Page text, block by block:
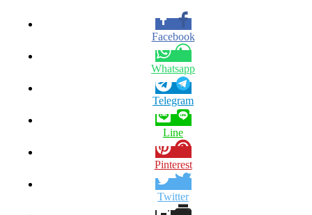
Facebook
Whatsapp
Telegram
Line
Pinterest
Twitter